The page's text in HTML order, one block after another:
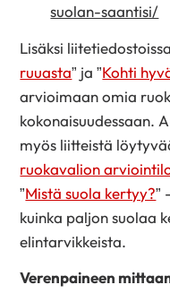
suolan-saantisi/
Lisäksi
ruuasta” ja ”Kohti
arvioimaan omia
kokonaisuudessaan.
myös liitteistä
ruokavalion
”Mistä suola kertyy?”
kuinka paljon suolaa
elintarvikkeista.
Verenpaineen